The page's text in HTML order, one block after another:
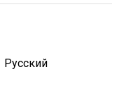
Русский